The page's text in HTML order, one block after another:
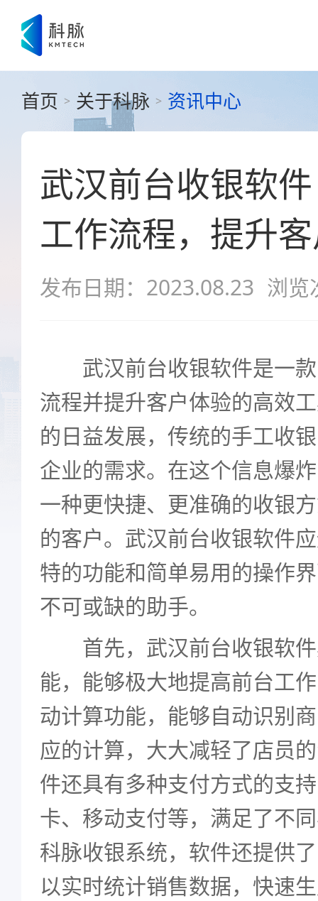
首页 > 关于科脉 > 资讯中心
武汉前台收银软
工作流程，提升
发布日期：2023.08.23 浏览
武汉前台收银软件是一款
流程并提升客户体验的高效
的日益发展，传统的手工收
企业的需求。在这个信息爆
一种更快捷、更准确的收银
的客户。武汉前台收银软件
特的功能和简单易用的操作
不可或缺的助手。
首先，武汉前台收银软件
能，能够极大地提高前台工
动计算功能，能够自动识别
应的计算，大大减轻了店员
件还具有多种支付方式的支
卡、移动支付等，满足了不
科脉收银系统，软件还提供
以实时统计销售数据，快速